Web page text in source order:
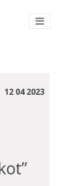
12 04 2023